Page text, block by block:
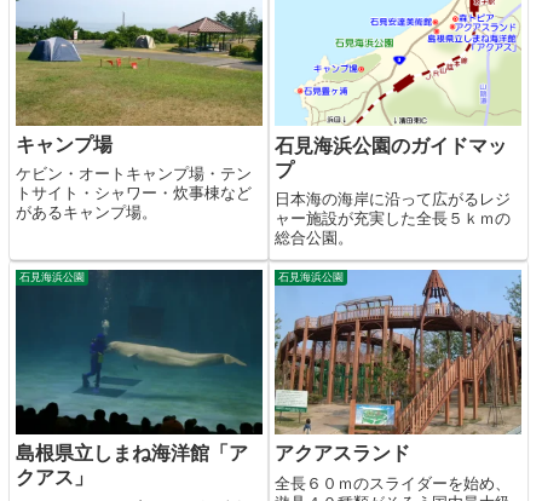
キャンプ場
ケビン・オートキャンプ場・テン
トサイト・シャワー・炊事棟など
があるキャンプ場。
石見海浜公園のガイドマッ
プ
日本海の海岸に沿って広がるレジ
ャー施設が充実した全長５ｋｍの
総合公園。
石見海浜公園
島根県立しまね海洋館「ア
クアス」
石見海浜公園
アクアスランド
全長６０ｍのスライダーを始め、